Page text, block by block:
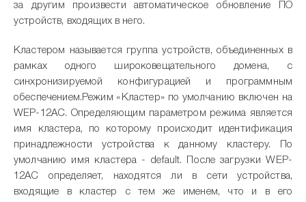
за другим произвести автоматическое обновление ПО
устройств, входящих в него.
Кластером называется группа устройств, объединенных в
рамках одного широковещательного домена, с
синхронизируемой конфигурацией и программным
обеспечением.Режим «Кластер» по умолчанию включен на
WEP-12AC. Определяющим параметром режима является
имя кластера, по которому происходит идентификация
принадлежности устройства к данному кластеру. По
умолчанию имя кластера - default. После загрузки WEP-
12AC определяет, находятся ли в сети устройства,
входящие в кластер с тем же именем, что и в его